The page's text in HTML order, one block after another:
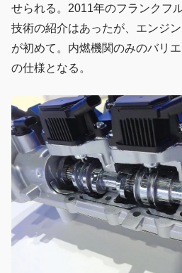
せられる。2011年のフランクフ
技術の紹介はあったが、エンジ
が初めて。内燃機関のみのバリ
の仕様となる。